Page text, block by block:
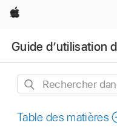
Apple
Guide d’utilisation
Rechercher
ce
Table des matières